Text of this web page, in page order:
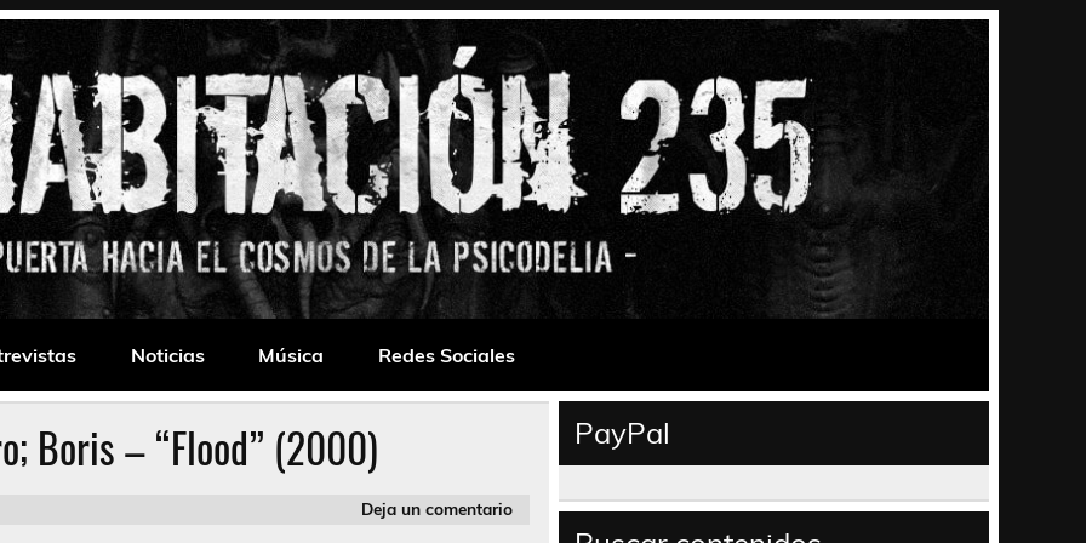
Noticias Música Redes Sociales
Boris – “Flood” (2000)
Deja un comentario
PayPal